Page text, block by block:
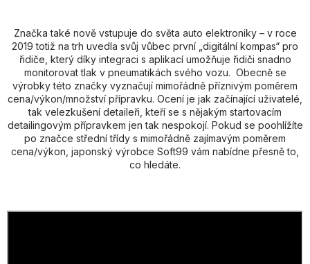
Značka také nově vstupuje do světa auto elektroniky – v roce
2019 totiž na trh uvedla svůj vůbec první „digitální kompas“ pro
řidiče, který díky integraci s aplikací umožňuje řidiči snadno
monitorovat tlak v pneumatikách svého vozu. Obecně se
výrobky této značky vyznačují mimořádně příznivým poměrem
cena/výkon/množství přípravku. Ocení je jak začínající uživatelé,
tak velezkušení detaileři, kteří se s nějakým startovacím
detailingovým přípravkem jen tak nespokojí. Pokud se poohlížíte
po značce střední třídy s mimořádně zajímavým poměrem
cena/výkon, japonský výrobce Soft99 vám nabídne přesně to,
co hledáte.